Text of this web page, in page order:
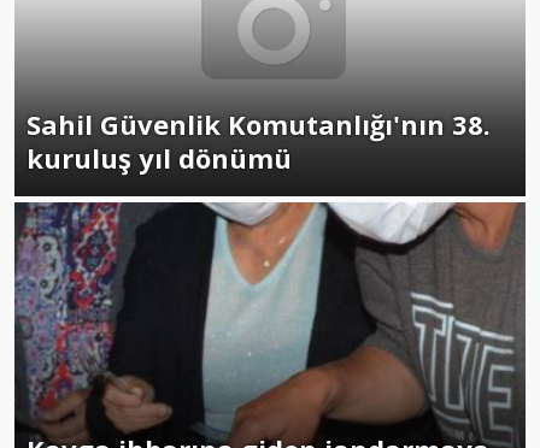
Sahil Güvenlik Komutanlığı'nın 38.
kuruluş yıl dönümü